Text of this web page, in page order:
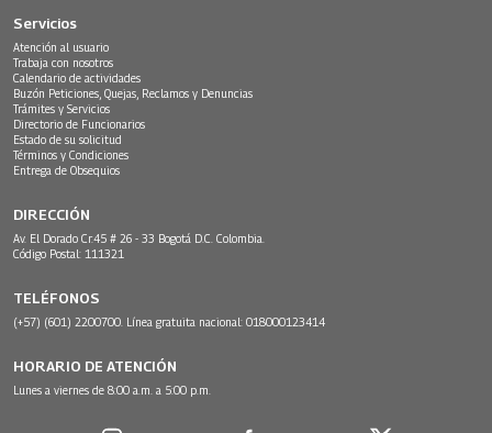
Servicios
Atención al usuario
Trabaja con nosotros
Calendario de actividades
Buzón Peticiones, Quejas, Reclamos y Denuncias
Trámites y Servicios
Directorio de Funcionarios
Estado de su solicitud
Términos y Condiciones
Entrega de Obsequios
DIRECCIÓN
Av. El Dorado Cr.45 # 26 - 33 Bogotá D.C. Colombia.
Código Postal: 111321
TELÉFONOS
(+57) (601) 2200700. Línea gratuita nacional: 018000123414
HORARIO DE ATENCIÓN
Lunes a viernes de 8:00 a.m. a 5:00 p.m.